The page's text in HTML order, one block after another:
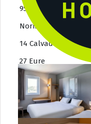
95 Val-d’Oise
Normandie
14 Calvados
27 Eure
50 Manche
61 Orne
76 Seine-Maritime